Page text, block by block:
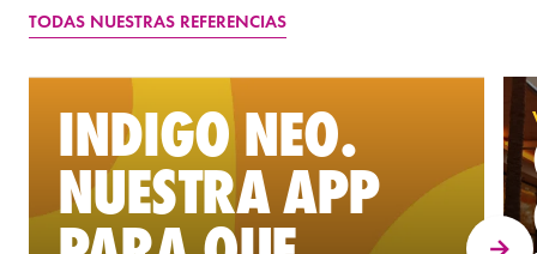
TODAS NUESTRAS REFERENCIAS
INDIGO NEO.
NUESTRA APP